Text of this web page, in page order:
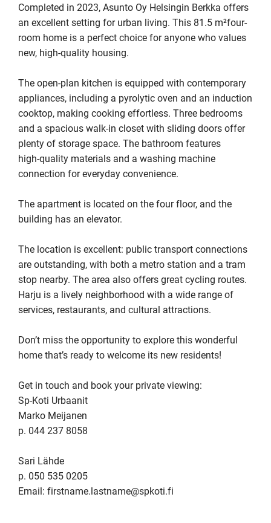
Completed in 2023, Asunto Oy Helsingin Berkka offers
an excellent setting for urban living. This 81.5 m²four-
room home is a perfect choice for anyone who values
new, high‑quality housing.
The open-plan kitchen is equipped with contemporary
appliances, including a pyrolytic oven and an induction
cooktop, making cooking effortless. Three bedrooms
and a spacious walk‑in closet with sliding doors offer
plenty of storage space. The bathroom features
high‑quality materials and a washing machine
connection for everyday convenience.
The apartment is located on the four floor, and the
building has an elevator.
The location is excellent: public transport connections
are outstanding, with both a metro station and a tram
stop nearby. The area also offers great cycling routes.
Harju is a lively neighborhood with a wide range of
services, restaurants, and cultural attractions.
Don’t miss the opportunity to explore this wonderful
home that’s ready to welcome its new residents!
Get in touch and book your private viewing:
Sp-Koti Urbaanit
Marko Meijanen
p. 044 237 8058
Sari Lähde
p. 050 535 0205
Email: firstname.lastname@spkoti.fi